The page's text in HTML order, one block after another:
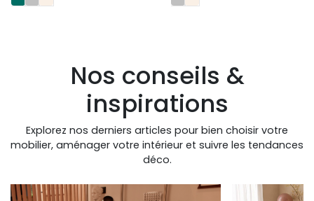
Nos conseils &
inspirations
Explorez nos derniers articles pour bien choisir votre
mobilier, aménager votre intérieur et suivre les tendances
déco.